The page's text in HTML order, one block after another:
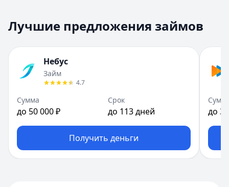
Лучшие предложения займов
Небус
Займ
4.7
Сумма
до 50 000 ₽
Срок
до 113 дней
Получить деньги
до